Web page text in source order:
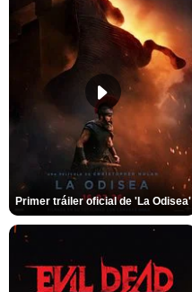
Primer tráiler oficial de 'La Odisea'